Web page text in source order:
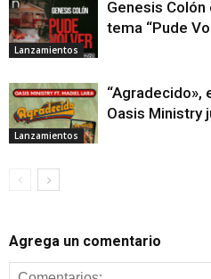
Lanzamientos
Genesis
tema “Pude
Lanzamientos
“Agradecido»,
Oasis Ministry
Agrega un comentario